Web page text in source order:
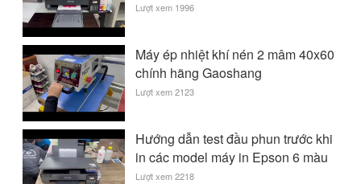
Lượt xem 1996
Máy ép nhiệt khí nén 2 mâm 40x60
chính hãng Gaoshang
Lượt xem 2123
Hướng dẫn test đầu phun trước khi
in các model máy in Epson 6 màu
Lượt xem 2218